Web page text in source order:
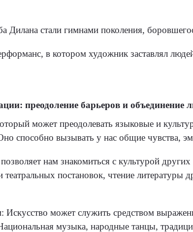
Дилана стали гимнами поколения,
в котором художник заставлял
преодоление барьеров и объединение
может преодолевать языковые и
способно вызывать у нас общие чувства,
нам знакомиться с культурой
постановок, чтение литературы
может служить средством
музыка, народные танцы,